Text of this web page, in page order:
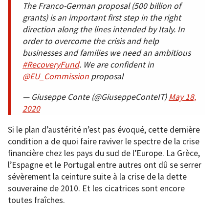
The Franco-German proposal (500 billion of
grants) is an important first step in the right
direction along the lines intended by Italy. In
order to overcome the crisis and help
businesses and families we need an ambitious
#RecoveryFund. We are confident in
@EU_Commission proposal
— Giuseppe Conte (@GiuseppeConteIT)May 18,
2020
Si le plan d’austérité n’est pas évoqué, cette dernière
condition a de quoi faire raviver le spectre de la crise
financière chez les pays du sud de l’Europe. La Grèce,
l’Espagne et le Portugal entre autres ont dû se serrer
sévèrement la ceinture suite à la crise de la dette
souveraine de 2010. Et les cicatrices sont encore
toutes fraîches.